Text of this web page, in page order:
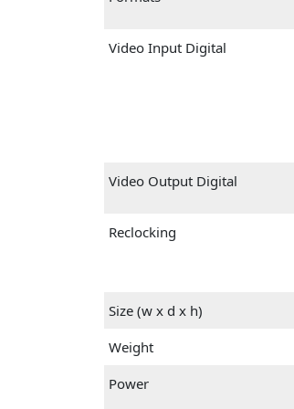
Video Input Digital
Video Output Digital
Reclocking
Size (w x d x h)
Weight
Power